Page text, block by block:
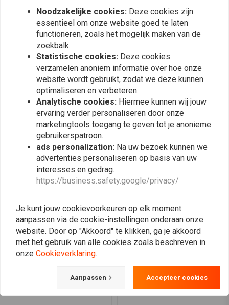
1 x PH 2x113
1 x 0,6x3,5x80*
1 x 0,8x4,5x100
1 x 1,0x5,5x103
1 x 1,2x7,0x138
*No throughout blade, no impact cap and no hexagon bolster
(0 beoordelingen)
Plaats ook een review
Vergelijkbare producten
Noodzakelijke cookies: Deze cookies zijn
essentieel om onze website goed te laten
functioneren, zoals het mogelijk maken van de
zoekbalk.
Statistische cookies: Deze cookies
verzamelen anoniem informatie over hoe onze
website wordt gebruikt, zodat we deze kunnen
optimaliseren en verbeteren.
Analytische cookies: Hiermee kunnen wij jouw
ervaring verder personaliseren door onze
marketingtools toegang te geven tot je anonieme
gebruikerspatroon.
ads personalization: Na uw bezoek kunnen we
advertenties personaliseren op basis van uw
interesses en gedrag.
https://business.safety.google/privacy/
Je kunt jouw cookievoorkeuren op elk moment
aanpassen via de cookie-instellingen onderaan onze
website. Door op "Akkoord" te klikken, ga je akkoord
met het gebruik van alle cookies zoals beschreven in
onze Cookieverklaring.
Aanpassen Accepteer cookies